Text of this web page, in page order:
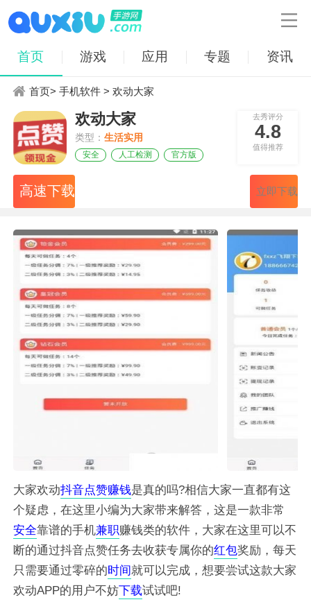

首页 游戏 应用 专题 资讯
首页>手机软件 > 欢动大家
欢动大家
类型：生活实用
安全 人工检测 官方版
去秀评分
4.8
值得推荐
高速下载 立即下载
大家欢动抖音点赞赚钱是真的吗?相信大家一直都有这
个疑虑，在这里小编为大家带来解答，这是一款非常
安全靠谱的手机兼职赚钱类的软件，大家在这里可以不
断的通过抖音点赞任务去收获专属你的红包奖励，每天
只需要通过零碎的时间就可以完成，想要尝试这款大家
欢动APP的用户不妨下载试试吧!